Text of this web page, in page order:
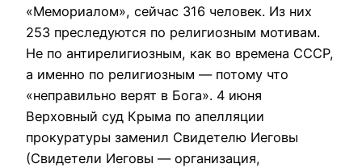
«Мемориалом», сейчас 316 человек. Из них
253 преследуются по религиозным мотивам.
Не по антирелигиозным, как во времена СССР,
а именно по религиозным — потому что
«неправильно верят в Бога». 4 июня
Верховный суд Крыма по апелляции
прокуратуры заменил Свидетелю Иеговы
(Свидетели Иеговы — организация,